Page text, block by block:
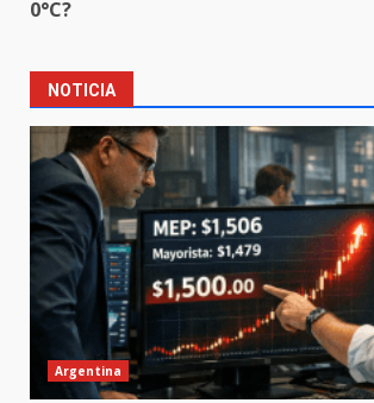
0°C?
NOTICIA
Argentina